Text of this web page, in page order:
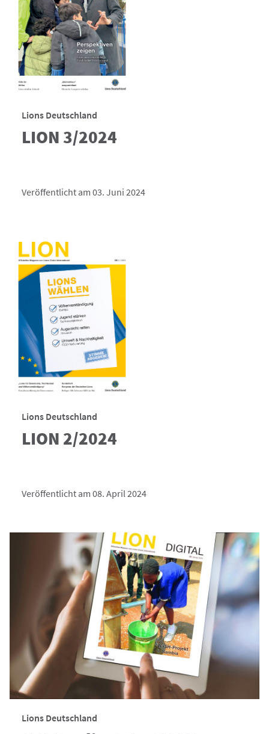
Lions Deutschland
LION 3/2024
Veröffentlicht am 03. Juni 2024
Lions Deutschland
LION 2/2024
Veröffentlicht am 08. April 2024
Lions Deutschland